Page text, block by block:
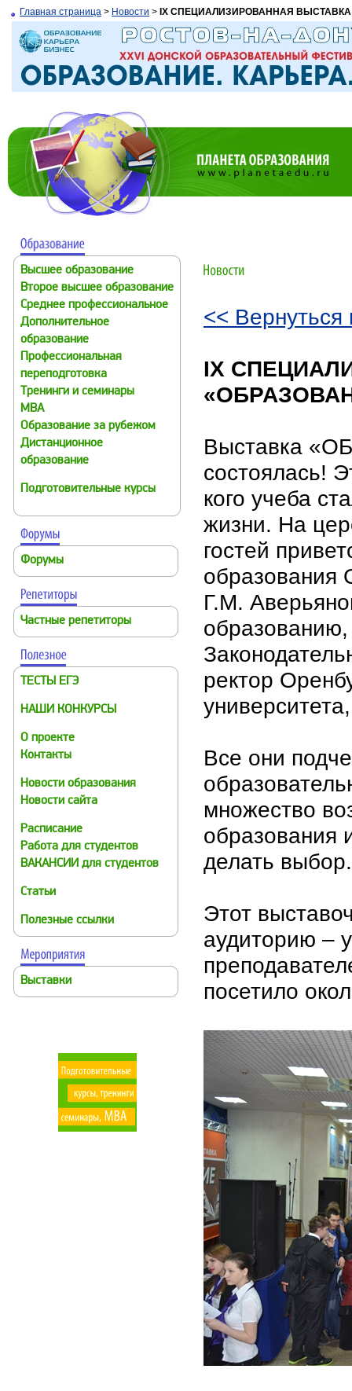
Главная страница > Новости > IX СПЕЦИАЛИЗИРОВАННАЯ
Высшее образование
Второе высшее образование
Среднее профессиональное
Дополнительное
образование
Профессиональная
переподготовка
Тренинги и семинары
MBA
Образование за рубежом
Дистанционное
образование
Подготовительные курсы
Форумы
Частные репетиторы
ТЕСТЫ ЕГЭ
НАШИ КОНКУРСЫ
О проекте
Контакты
Новости образования
Новости сайта
Расписание
Работа для студентов
ВАКАНСИИ для студентов
Статьи
Полезные ссылки
Выставки
<< Вернуться
IX
Выставка
состоялась!
кого учеба
жизни. На
гостей
образования
Г.М.
образованию,
ректор
Все они
множество
образования
делать выбор.
Этот
аудиторию –
посетило